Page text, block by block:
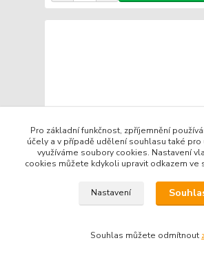
Millers Oils Central Hydraulic Fluid
Pro základní funkčnost, zpříjemnění
účely a v případě udělení souhlasu také
využíváme soubory cookies. Nastavení
cookies můžete kdykoli upravit odkazem ve
Nastavení
Souhlas můžete odmítnout